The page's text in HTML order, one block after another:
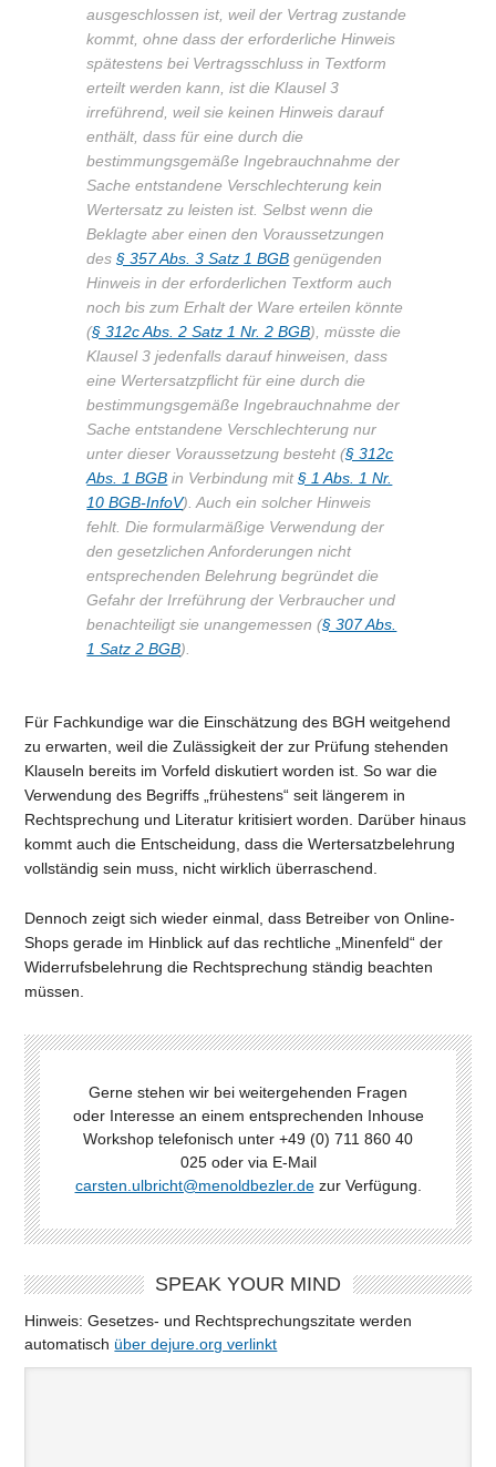
ausgeschlossen ist, weil der Vertrag zustande
kommt, ohne dass der erforderliche Hinweis
spätestens bei Vertragsschluss in Textform
erteilt werden kann, ist die Klausel 3
irreführend, weil sie keinen Hinweis darauf
enthält, dass für eine durch die
bestimmungsgemäße Ingebrauchnahme der
Sache entstandene Verschlechterung kein
Wertersatz zu leisten ist. Selbst wenn die
Beklagte aber einen den Voraussetzungen
des§ 357 Abs. 3 Satz 1 BGB genügenden
Hinweis in der erforderlichen Textform auch
noch bis zum Erhalt der Ware erteilen könnte
(§ 312c Abs. 2 Satz 1 Nr. 2 BGB), müsste die
Klausel 3 jedenfalls darauf hinweisen, dass
eine Wertersatzpflicht für eine durch die
bestimmungsgemäße Ingebrauchnahme der
Sache entstandene Verschlechterung nur
unter dieser Voraussetzung besteht (§ 312c
Abs. 1 BGB in Verbindung mit§ 1 Abs. 1 Nr.
10 BGB-InfoV). Auch ein solcher Hinweis
fehlt. Die formularmäßige Verwendung der
den gesetzlichen Anforderungen nicht
entsprechenden Belehrung begründet die
Gefahr der Irreführung der Verbraucher und
benachteiligt sie unangemessen (§ 307 Abs.
1 Satz 2 BGB).
Für Fachkundige war die Einschätzung des BGH weitgehend
zu erwarten, weil die Zulässigkeit der zur Prüfung stehenden
Klauseln bereits im Vorfeld diskutiert worden ist. So war die
Verwendung des Begriffs „frühestens“ seit längerem in
Rechtsprechung und Literatur kritisiert worden. Darüber hinaus
kommt auch die Entscheidung, dass die Wertersatzbelehrung
vollständig sein muss, nicht wirklich überraschend.
Dennoch zeigt sich wieder einmal, dass Betreiber von Online-
Shops gerade im Hinblick auf das rechtliche „Minenfeld“ der
Widerrufsbelehrung die Rechtsprechung ständig beachten
müssen.
Gerne stehen wir bei weitergehenden Fragen
oder Interesse an einem entsprechenden Inhouse
Workshop telefonisch unter +49 (0) 711 860 40
025 oder via E-Mail
carsten.ulbricht@menoldbezler.dezur Verfügung.
SPEAK YOUR MIND
Hinweis: Gesetzes- und Rechtsprechungszitate werden
automatisch über dejure.org verlinkt